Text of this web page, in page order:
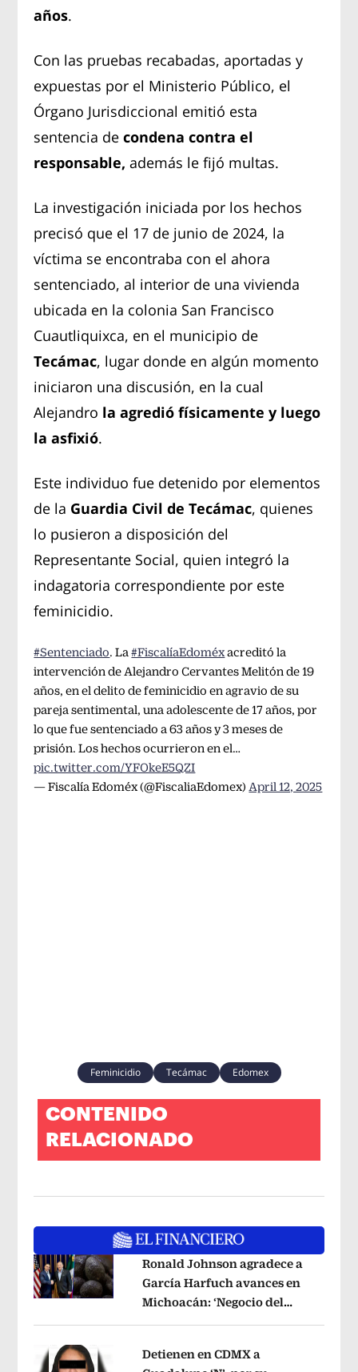
años.
Con las pruebas recabadas, aportadas y
expuestas por el Ministerio Público, el
Órgano Jurisdiccional emitió esta
sentencia decondena contra el
responsable, además le fijó multas.
La investigación iniciada por los hechos
precisó que el 17 de junio de 2024, la
víctima se encontraba con el ahora
sentenciado, al interior de una vivienda
ubicada en la colonia San Francisco
Cuautliquixca, en el municipio de
Tecámac, lugar donde en algún momento
iniciaron una discusión, en la cual
Alejandro la agredió físicamente y luego
la asfixió.
Este individuo fue detenido por elementos
de la Guardia Civil de Tecámac, quienes
lo pusieron a disposición del
Representante Social, quien integró la
indagatoria correspondiente por este
feminicidio.
#Sentenciado. La#FiscalíaEdoméxacreditó la
intervención de Alejandro Cervantes Melitón de 19
años, en el delito de feminicidio en agravio de su
pareja sentimental, una adolescente de 17 años, por
lo que fue sentenciado a 63 años y 3 meses de
prisión. Los hechos ocurrieron en el…
pic.twitter.com/YFOkeE5QZI
— Fiscalía Edoméx (@FiscaliaEdomex) April 12, 2025
Feminicidio Tecámac Edomex
CONTENIDO
RELACIONADO
Opens in new window
Ronald Johnson agradece a
García Harfuch avances en
Michoacán: ‘Negocio del
Detienen en CDMX a